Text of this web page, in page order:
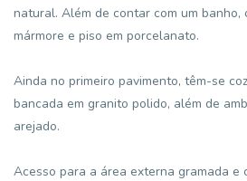
natural. Além de contar com um banho,
mármore e piso em porcelanato.
Ainda no primeiro pavimento, têm-se
bancada em granito polido, além de
arejado.
Acesso para a área externa gramada e